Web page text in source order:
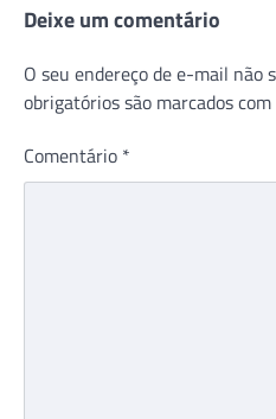
Deixe um comentário
O seu endereço de e-mail não
obrigatórios são marcados com
Comentário *